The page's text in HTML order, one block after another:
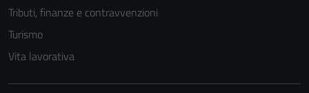
Tributi, finanze e contravvenzioni
Turismo
Vita lavorativa